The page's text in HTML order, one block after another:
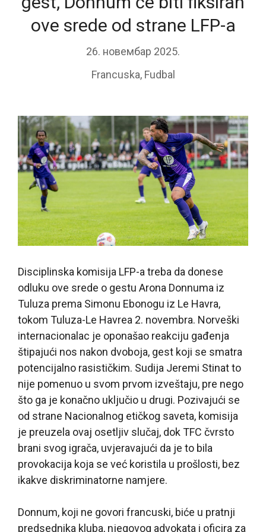
ove srede od strane LFP-a
26. новембар 2025.
Francuska, Fudbal
Disciplinska komisija LFP-a treba da donese
odluku ove srede o gestu Arona Donnuma iz
Tuluza prema Simonu Ebonogu iz Le Havra,
tokom Tuluza-Le Havrea 2. novembra. Norveški
internacionalac je oponašao reakciju gađenja
štipajući nos nakon dvoboja, gest koji se smatra
potencijalno rasističkim. Sudija Jeremi Stinat to
nije pomenuo u svom prvom izveštaju, pre nego
što ga je konačno uključio u drugi. Pozivajući se
od strane Nacionalnog etičkog saveta, komisija
je preuzela ovaj osetljiv slučaj, dok TFC čvrsto
brani svog igrača, uvjeravajući da je to bila
provokacija koja se već koristila u prošlosti, bez
ikakve diskriminatorne namjere.
Donnum, koji ne govori francuski, biće u pratnji
predsednika kluba, njegovog advokata i oficira za